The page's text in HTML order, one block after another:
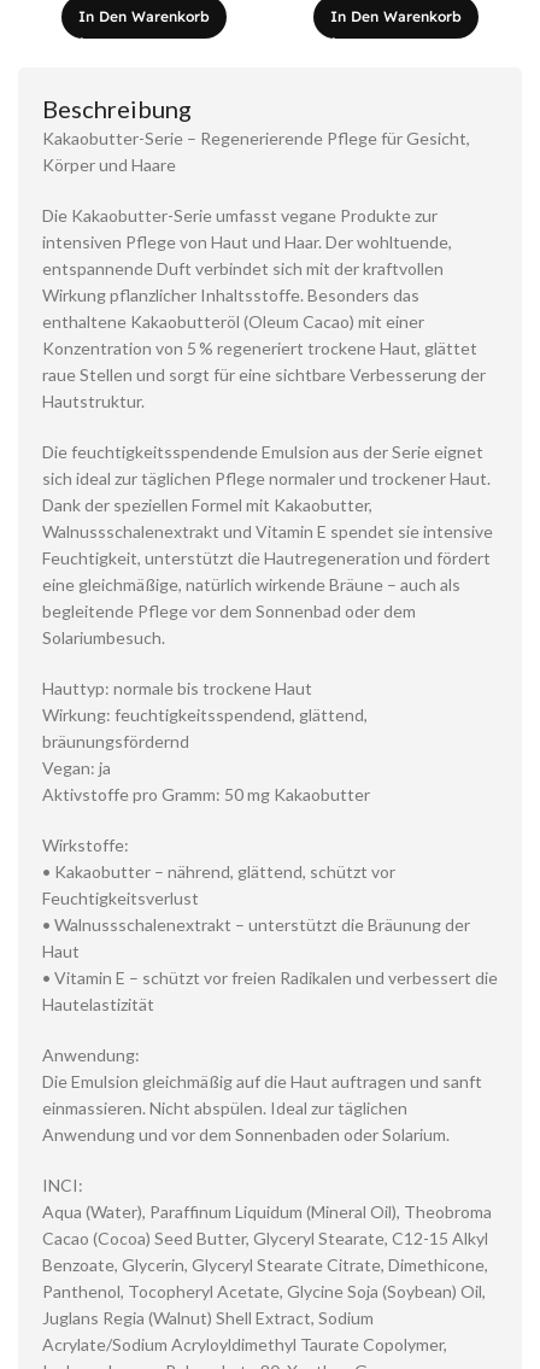
In Den Warenkorb In Den Warenkorb
Beschreibung
Kakaobutter-Serie – Regenerierende Pflege für Gesicht,
Körper und Haare
Die Kakaobutter-Serie umfasst vegane Produkte zur
intensiven Pflege von Haut und Haar. Der wohltuende,
entspannende Duft verbindet sich mit der kraftvollen
Wirkung pflanzlicher Inhaltsstoffe. Besonders das
enthaltene Kakaobutteröl (Oleum Cacao) mit einer
Konzentration von 5 % regeneriert trockene Haut, glättet
raue Stellen und sorgt für eine sichtbare Verbesserung der
Hautstruktur.
Die feuchtigkeitsspendende Emulsion aus der Serie eignet
sich ideal zur täglichen Pflege normaler und trockener Haut.
Dank der speziellen Formel mit Kakaobutter,
Walnussschalenextrakt und Vitamin E spendet sie intensive
Feuchtigkeit, unterstützt die Hautregeneration und fördert
eine gleichmäßige, natürlich wirkende Bräune – auch als
begleitende Pflege vor dem Sonnenbad oder dem
Solariumbesuch.
Hauttyp: normale bis trockene Haut
Wirkung: feuchtigkeitsspendend, glättend,
bräunungsfördernd
Vegan: ja
Aktivstoffe pro Gramm: 50 mg Kakaobutter
Wirkstoffe:
• Kakaobutter – nährend, glättend, schützt vor
Feuchtigkeitsverlust
• Walnussschalenextrakt – unterstützt die Bräunung der
Haut
• Vitamin E – schützt vor freien Radikalen und verbessert die
Hautelastizität
Anwendung:
Die Emulsion gleichmäßig auf die Haut auftragen und sanft
einmassieren. Nicht abspülen. Ideal zur täglichen
Anwendung und vor dem Sonnenbaden oder Solarium.
INCI:
Aqua (Water), Paraffinum Liquidum (Mineral Oil), Theobroma
Cacao (Cocoa) Seed Butter, Glyceryl Stearate, C12-15 Alkyl
Benzoate, Glycerin, Glyceryl Stearate Citrate, Dimethicone,
Panthenol, Tocopheryl Acetate, Glycine Soja (Soybean) Oil,
Juglans Regia (Walnut) Shell Extract, Sodium
Acrylate/Sodium Acryloyldimethyl Taurate Copolymer,